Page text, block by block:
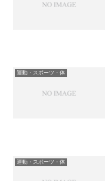
運動・スポーツ・体
運動・スポーツ・体